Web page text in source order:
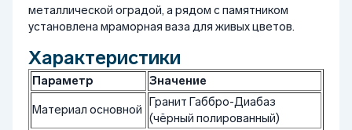
металлической оградой, а рядом с памятником
установлена мраморная ваза для живых цветов.
Характеристики
Параметр Значение
Материал основной
Гранит Габбро-Диабаз
(чёрный полированный)